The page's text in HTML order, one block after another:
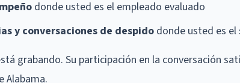
donde usted es el empleado evaluado
y conversaciones de despido donde usted es el
grabando. Su participación en la conversación
Alabama.